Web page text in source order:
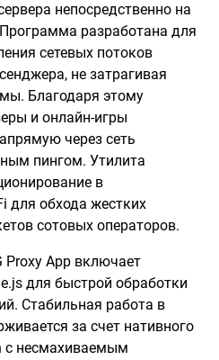
непосредственно на
разработана для
сетевых потоков
не затрагивая
Благодаря этому
и онлайн-игры
через сеть
пингом. Утилита
в
для обхода жестких
сотовых операторов.
Proxy App включает
для быстрой обработки
Стабильная работа в
за счет нативного
с несмахиваемым